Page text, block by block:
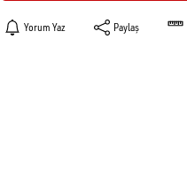
Yorum Yaz Paylaş